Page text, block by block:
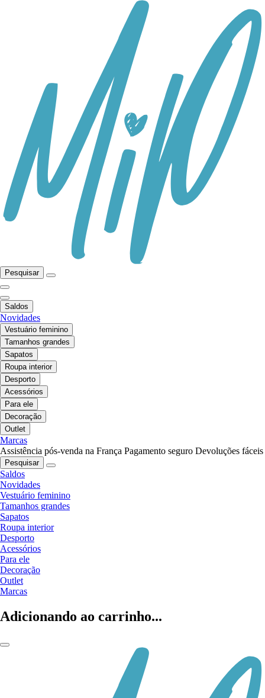
Pesquisar
Saldos
Novidades
Vestuário feminino
Tamanhos grandes
Sapatos
Roupa interior
Desporto
Acessórios
Para ele
Decoração
Outlet
Marcas
Assistência pós-venda na França Pagamento seguro Devoluções fáceis
Pesquisar
Saldos
Novidades
Vestuário feminino
Tamanhos grandes
Sapatos
Roupa interior
Desporto
Acessórios
Para ele
Decoração
Outlet
Marcas
Adicionando ao carrinho...